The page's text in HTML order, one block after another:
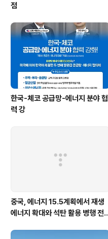
점
한국-체코 공급망-에너지 분야 협
력 강
중국, 에너지 15.5계획에서 재생
에너지 확대와 석탄 활용 병행 전